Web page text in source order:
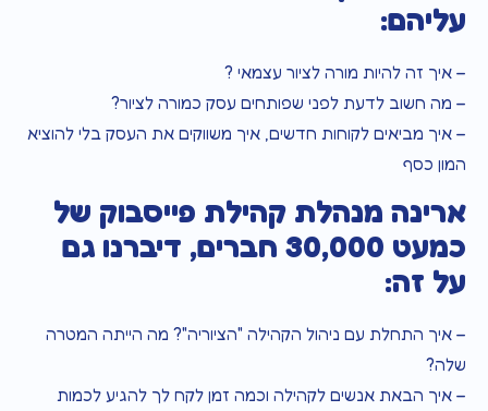
עליהם:
– איך זה להיות מורה לציור עצמאי ?
– מה חשוב לדעת לפני שפותחים עסק כמורה לציור?
– איך מביאים לקוחות חדשים, איך משווקים את העסק בלי להוציא
המון כסף
ארינה מנהלת קהילת פייסבוק של
כמעט 30,000 חברים, דיברנו גם
על זה:
– איך התחלת עם ניהול הקהילה "הציוריה"? מה הייתה המטרה
שלה?
– איך הבאת אנשים לקהילה וכמה זמן לקח לך להגיע לכמות